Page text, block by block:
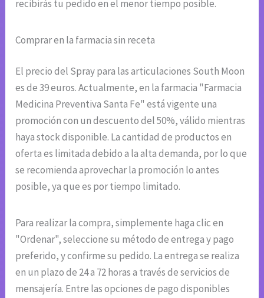
recibirás tu pedido en el menor tiempo posible.
Comprar en la farmacia sin receta
El precio del Spray para las articulaciones South Moon
es de 39 euros. Actualmente, en la farmacia "Farmacia
Medicina Preventiva Santa Fe" está vigente una
promoción con un descuento del 50%, válido mientras
haya stock disponible. La cantidad de productos en
oferta es limitada debido a la alta demanda, por lo que
se recomienda aprovechar la promoción lo antes
posible, ya que es por tiempo limitado.
Para realizar la compra, simplemente haga clic en
"Ordenar", seleccione su método de entrega y pago
preferido, y confirme su pedido. La entrega se realiza
en un plazo de 24 a 72 horas a través de servicios de
mensajería. Entre las opciones de pago disponibles